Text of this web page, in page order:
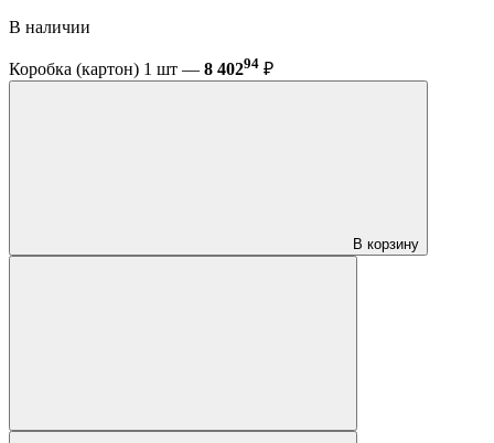
В наличии
Коробка (картон) 1 шт — 8 40294 ₽
В корзину